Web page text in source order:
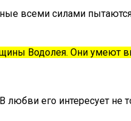
всеми силами
Водолея. Они умеют
его интересует